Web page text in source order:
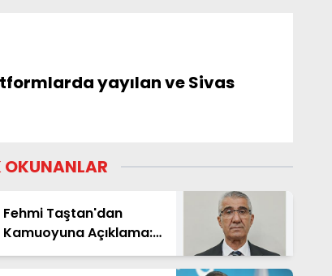
yayılan ve Sivas
OKUNANLAR
Fehmi Taştan'dan
Kamuoyuna Açıklama:
"İsim Benzerliği